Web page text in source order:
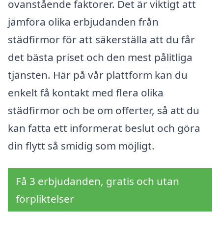
ovanstående faktorer. Det är viktigt att
jämföra olika erbjudanden från
städfirmor för att säkerställa att du får
det bästa priset och den mest pålitliga
tjänsten. Här på vår plattform kan du
enkelt få kontakt med flera olika
städfirmor och be om offerter, så att du
kan fatta ett informerat beslut och göra
din flytt så smidig som möjligt.
Få 3 erbjudanden, gratis och utan
förpliktelser